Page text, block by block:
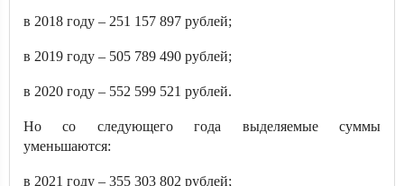
в 2018 году – 251 157 897 рублей;
в 2019 году – 505 789 490 рублей;
в 2020 году – 552 599 521 рублей.
Но со следующего года выделяемые суммы
уменьшаются:
в 2021 году – 355 303 802 рублей;